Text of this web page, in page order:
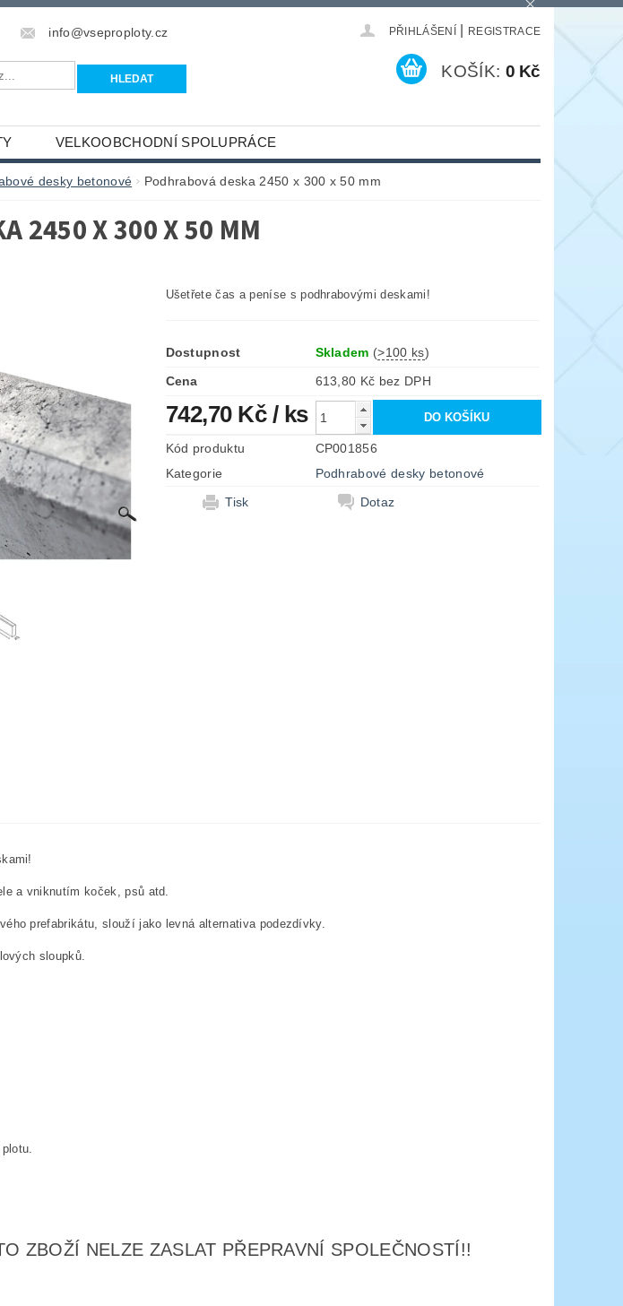
info@vseproploty.cz PŘIHLÁŠENÍ REGISTRACE
KOŠÍK: 0 Kč
VELKOOBCHODNÍ SPOLUPRÁCE
desky betonové Podhrabová deska 2450 x 300 x 50 mm
2450 X 300 X 50 MM
Ušetřete čas a peníse s podhrabovými deskami!
Dostupnost Skladem (>100 ks)
Cena
613,80 Kč bez DPH
742,70 Kč / ks
Kód produktu
CP001856
Kategorie
Podhrabové desky betonové
Tisk
Dotaz
a vniknutím koček, psů atd.
prefabrikátu, slouží jako levná alternativa podezdívky.
sloupků.
ZBOŽÍ NELZE ZASLAT PŘEPRAVNÍ SPOLEČNOSTÍ!!